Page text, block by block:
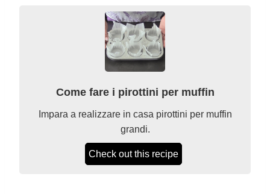
Come fare i pirottini per muffin
Impara a realizzare in casa pirottini per muffin
grandi.
Check out this recipe